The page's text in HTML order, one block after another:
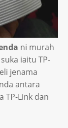
ni murah
iaitu TP-
jenama
antara
TP-Link dan